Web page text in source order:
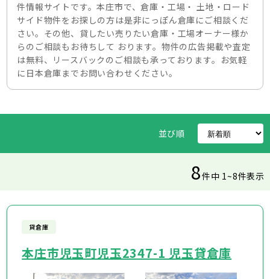
件情報サイトです。本庄市で、倉庫・工場・ 土地・ロード
サイド物件をお探しの方は是非にっぽん倉庫にご相談くだ
さい。その他、貸したい売りたい倉庫・工場オーナー様か
らのご相談もお待ちして おります。物件の広告掲載や査定
は無料、リースバックのご相談も承っております。お気軽
に日本倉庫までお問い合わせください。
並び順
8件中 1~8件表示
貸倉庫
本庄市児玉町児玉2347-1 児玉貸倉庫